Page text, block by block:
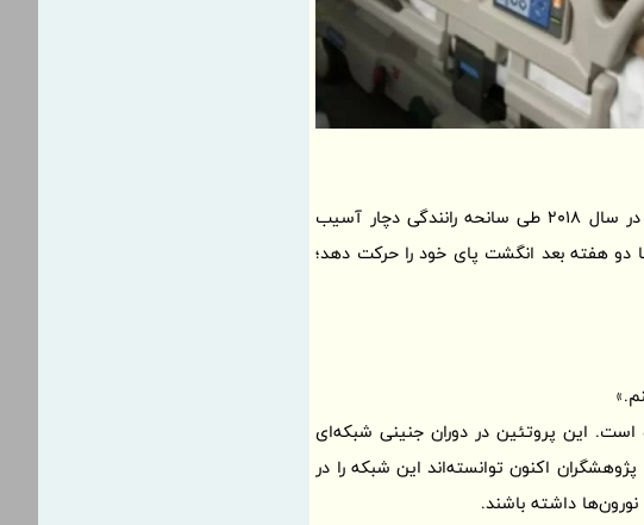
یکی از نمونه‌های شاخص این پژوهش، فردی با نام «برونو دروموند د فریتاس» است که در سال 2018 طی سانحه رانندگی دچار آسیب
هفته بعد انگشت پای خود را حرکت دهد؛
است. این پروتئین در دوران جنینی شبکه‌ای
اکنون توانسته‌اند این شبکه را در
داشته باشند.